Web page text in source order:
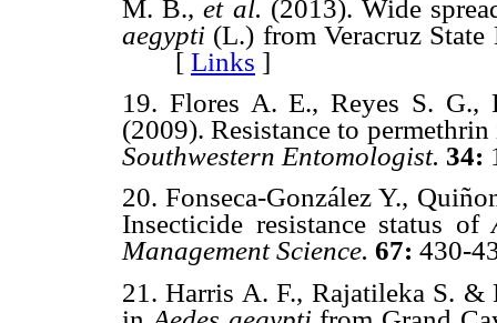
M. B.,et al. (2013). Wide
aegypti (L.) from Veracruz
[ Links ]
19. Flores A. E., Reyes S. G.,
(2009). Resistance to
Southwestern Entomologist. 34:
20. Fonseca-González Y.,
Insecticide resistance status of
Management Science. 67: 430-
21. Harris A. F., Rajatileka S. &